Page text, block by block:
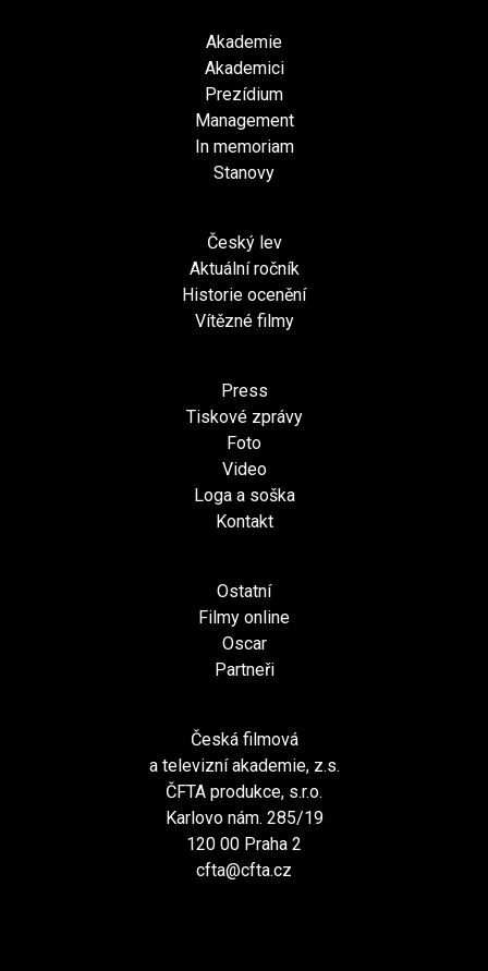
Akademie
Akademici
Prezídium
Management
In memoriam
Stanovy
Český lev
Aktuální ročník
Historie ocenění
Vítězné filmy
Press
Tiskové zprávy
Foto
Video
Loga a soška
Kontakt
Ostatní
Filmy online
Oscar
Partneři
Česká filmová
a televizní akademie, z.s.
ČFTA produkce, s.r.o.
Karlovo nám. 285/19
120 00 Praha 2
cfta@cfta.cz